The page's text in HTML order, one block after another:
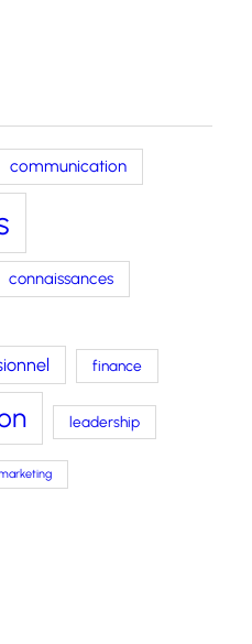
communication
connaissances
finance
leadership